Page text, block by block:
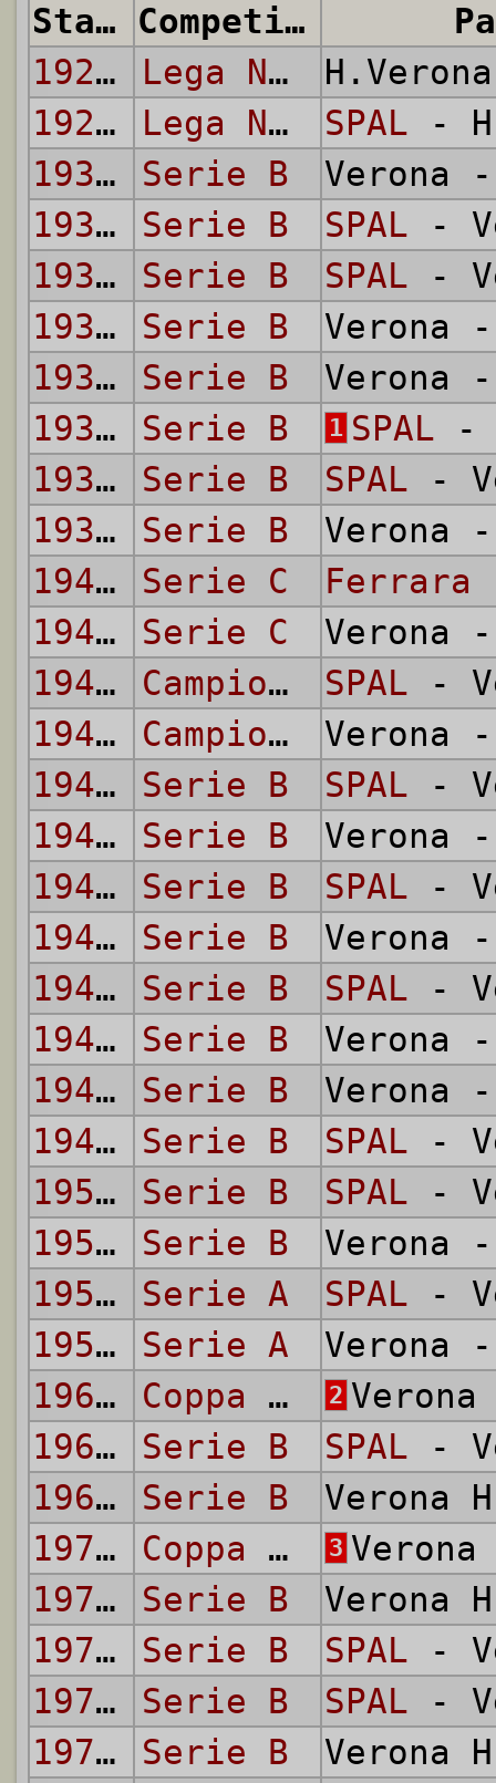
Stagione Competizione
1923/24
Lega Nord
1923/24
Lega Nord SPAL -
1933/34
Serie B
Verona
1933/34
Serie B SPAL -
1934/35
Serie B SPAL -
1934/35
Serie B
Verona
1935/36
Serie B
Verona
1935/36
Serie B 1 SPAL -
1938/39
Serie B SPAL -
1938/39
Serie B
Verona
1942/43
Serie C Ferrara
1942/43
Serie C
Verona
1945/46
Campionato Alta Italia SPAL -
1945/46
Campionato Alta Italia
Verona
1946/47
Serie B SPAL -
1946/47
Serie B
Verona
1947/48
Serie B SPAL -
1947/48
Serie B
Verona
1948/49
Serie B SPAL -
1948/49
Serie B
Verona
1949/50
Serie B
Verona
1949/50
Serie B SPAL -
1950/51
Serie B SPAL -
1950/51
Serie B
Verona
1957/58
Serie A SPAL -
1957/58
Serie A
Verona
1961/62
Coppa Italia 2
1964/65
Serie B SPAL -
1964/65
Serie B
Verona
1974/75
Coppa Italia 3
1974/75
Serie B
Verona
1974/75
Serie B SPAL -
1979/80
Serie B SPAL -
1979/80
Serie B Verona